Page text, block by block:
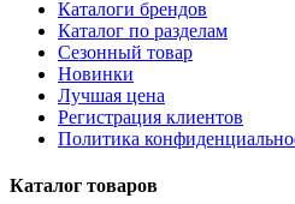
Каталоги брендов
Каталог по разделам
Сезонный товар
Новинки
Лучшая цена
Регистрация клиентов
Политика
Каталог товаров